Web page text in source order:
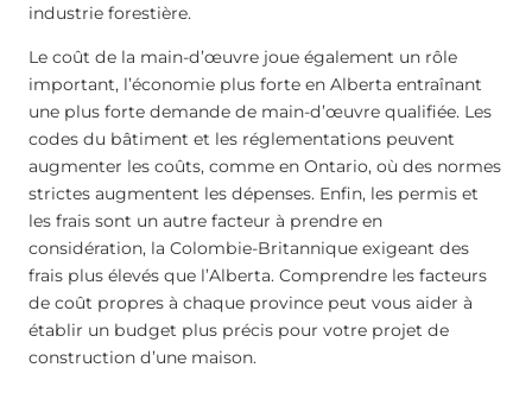
industrie forestière.
Le coût de la main-d’œuvre joue également un rôle
important, l’économie plus forte en Alberta entraînant
une plus forte demande de main-d’œuvre qualifiée. Les
codes du bâtiment et les réglementations peuvent
augmenter les coûts, comme en Ontario, où des normes
strictes augmentent les dépenses. Enfin, les permis et
les frais sont un autre facteur à prendre en
considération, la Colombie-Britannique exigeant des
frais plus élevés que l’Alberta. Comprendre les facteurs
de coût propres à chaque province peut vous aider à
établir un budget plus précis pour votre projet de
construction d’une maison.